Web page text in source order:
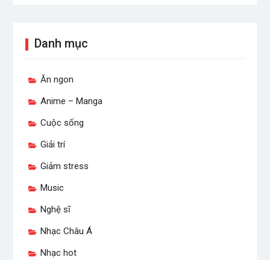
Danh mục
Ăn ngon
Anime – Manga
Cuộc sống
Giải trí
Giảm stress
Music
Nghệ sĩ
Nhạc Châu Á
Nhạc hot